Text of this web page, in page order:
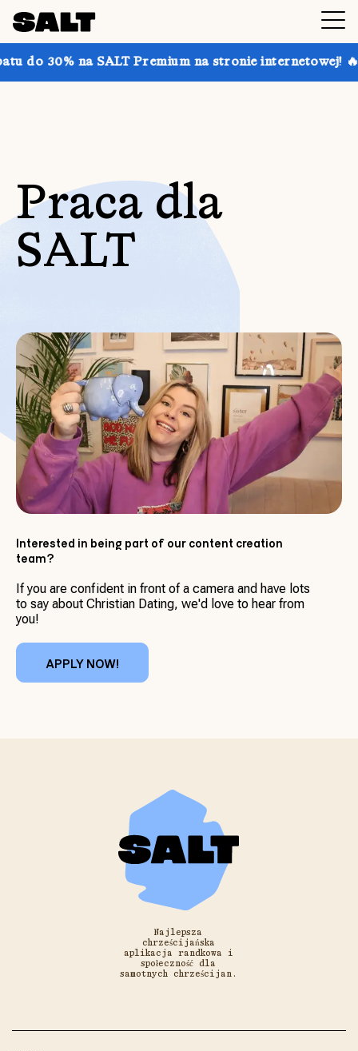
30% na SALT Premium na stronie internetowej! 🔥
Praca dla
SALT
Interested in being part of our content creation
team?
If you are confident in front of a camera and have lots
to say about Christian Dating, we'd love to hear from
you!
APPLY NOW!
Najlepsza
chrześcijańska
aplikacja randkowa i
społeczność dla
samotnych chrześcijan.